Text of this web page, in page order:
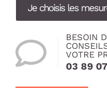
Je choisis les
BESOIN
VOTRE
03 89